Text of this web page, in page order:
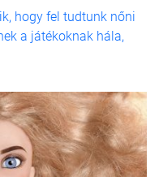
hogy fel tudtunk nőni
a játékoknak hála,